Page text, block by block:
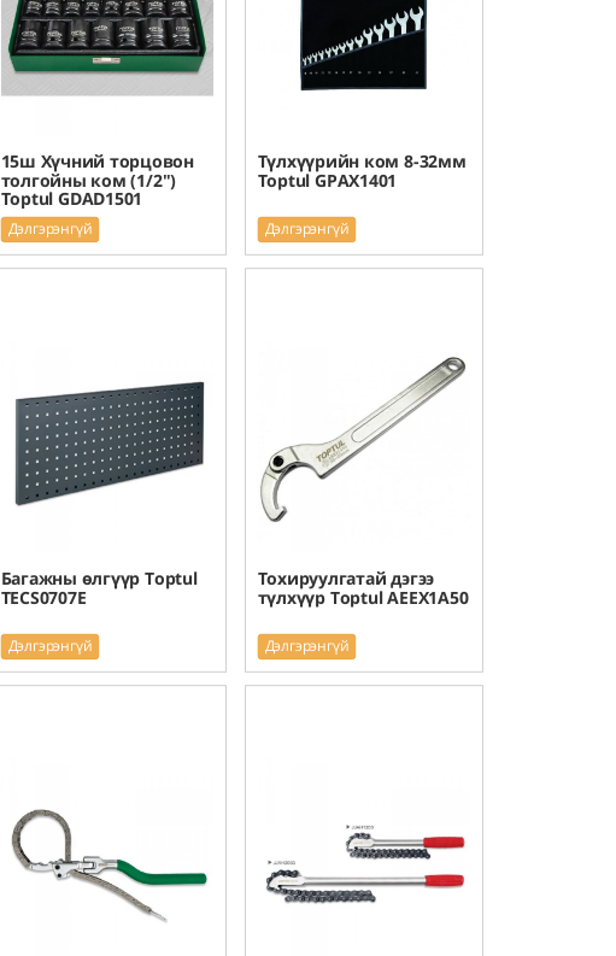
15ш Хүчний торцовон
толгойны ком (1/2")
Toptul GDAD1501
Дэлгэрэнгүй
Түлхүүрийн ком 8-32мм
Toptul GPAX1401
Дэлгэрэнгүй
Багажны өлгүүр Toptul
TECS0707E
Дэлгэрэнгүй
Тохируулгатай дэгээ
түлхүүр Toptul AEEX1A50
Дэлгэрэнгүй